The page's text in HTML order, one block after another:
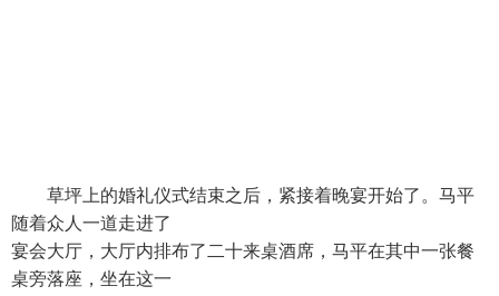
草坪上的婚礼仪式结束之后，紧接着晚宴开始了。马平
随着众人一道走进了
宴会大厅，大厅内排布了二十来桌酒席，马平在其中一张餐
桌旁落座，坐在这一